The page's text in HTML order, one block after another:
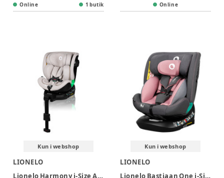
Online 1 butik Online
Kun i webshop
LIONELO
Lionelo Harmony i-Size Autostol - Beige Sand Bamboo
Kun i webshop
LIONELO
Lionelo Bastiaan One i-Size Autostol - Pink Rose